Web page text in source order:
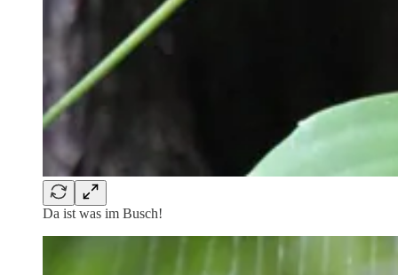
Da ist was im Busch!